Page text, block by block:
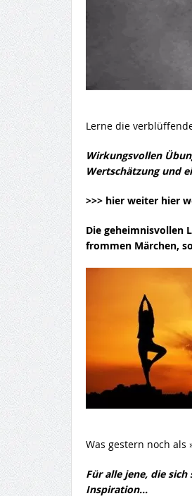
Lerne die
Wirkungsvollen
Wertschätzung und
>>> hier weiter hier
Die geheimnisvollen
frommen Märchen,
Was gestern noch als
Für alle jene, die
Inspiration…